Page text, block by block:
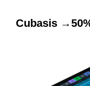
Cubasis